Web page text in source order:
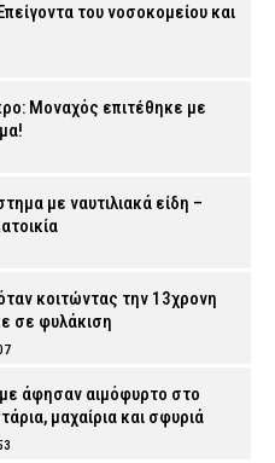
του νοσοκομείου και
Μοναχός επιτέθηκε με
με ναυτιλιακά είδη –
κοιτώντας την 13χρονη
σε φυλάκιση
άφησαν αιμόφυρτο στο
μαχαίρια και σφυριά